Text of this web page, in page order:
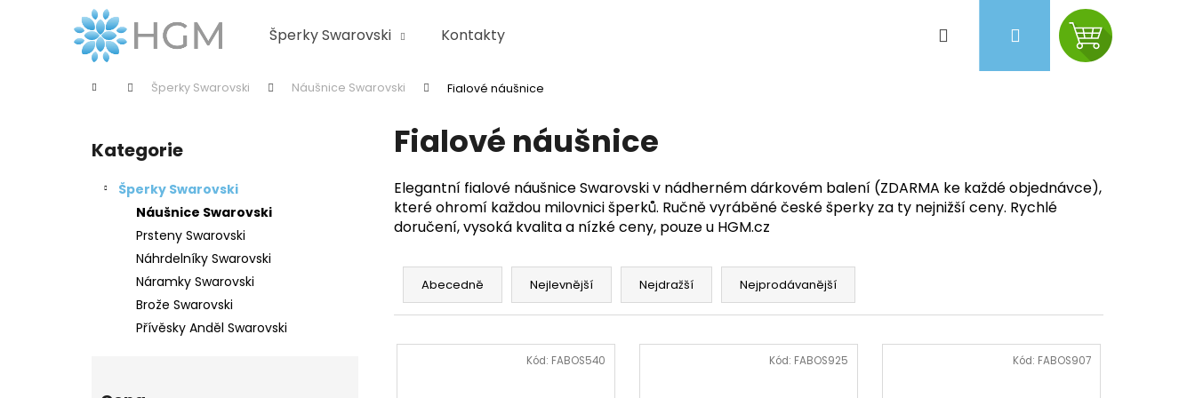
Šperky Swarovski Kontakty PřihlášeníNákupní
Domů Šperky Swarovski Náušnice Swarovski Fialové náušnice
Přeskočit
kategorie
Kategorie
Šperky Swarovski
Náušnice Swarovski
Prsteny Swarovski
Náhrdelníky Swarovski
Náramky Swarovski
Brože Swarovski
Přívěsky Anděl Swarovski
Fialové náušnice
Elegantní fialové náušnice Swarovski v nádherném dárkovém balení (ZDARMA ke každé objednávce),
které ohromí každou milovnici šperků. Ručně vyráběné české šperky za ty nejnižší ceny. Rychlé
doručení, vysoká kvalita a nízké ceny, pouze u HGM.cz
Ř
z
Abecedně Nejlevnější Nejdražší Nejprodávanější
V
Kód: FABOS540 Kód: FABOS925 Kód: FABOS907
Zpět
Zpět
Co potřebujete najít?
Doporučujeme
Následující